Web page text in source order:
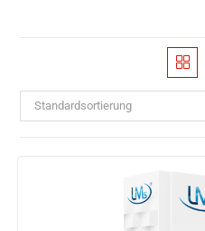
Standardsortierung